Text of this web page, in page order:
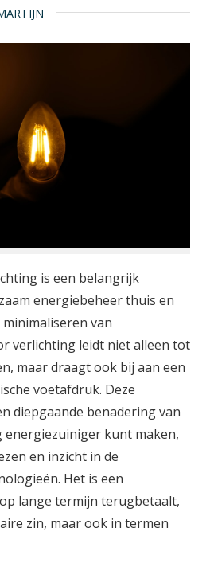
is een belangrijk
energiebeheer thuis en
van
verlichting leidt niet alleen tot
maar draagt ook bij aan een
voetafdruk. Deze
diepgaande benadering van
energiezuiniger kunt maken,
en inzicht in de
Het is een
lange termijn terugbetaalt,
zin, maar ook in termen